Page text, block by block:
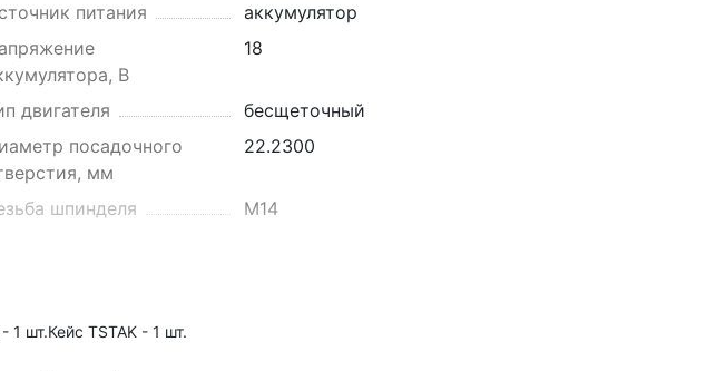
питания
аккумулятор
В
18
двигателя
бесщеточный
посадочного
мм
22.2300
шпинделя М14
заряда
шт.Кейс TSTAK - 1 шт.